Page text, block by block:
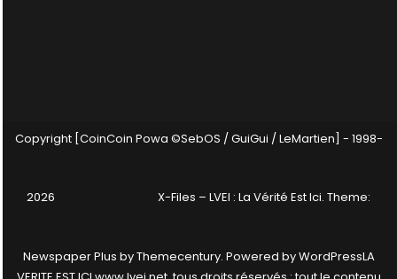
Copyright [CoinCoin Powa ©SebOS / GuiGui / LeMartien] - 1998-
2026 X-Files – LVEI : La Vérité Est Ici. Theme:
Newspaper Plus byThemecentury. Powered byWordPressLA